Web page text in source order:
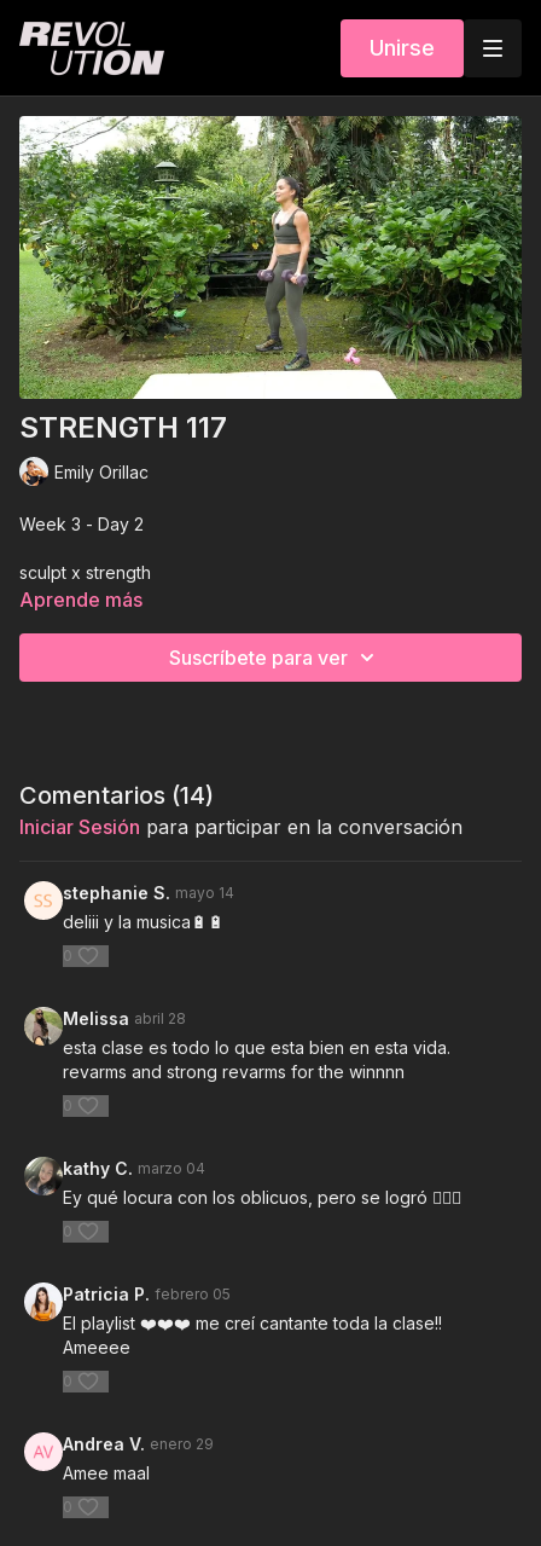
Unirse
STRENGTH 117
Emily Orillac
Week 3 - Day 2
sculpt x strength
light weights & heavy🏋upper body
Aprende más
Suscríbete para ver
Comentarios (14)
Iniciar Sesión para participar en la conversación
stephanie S. mayo 14
deliii y la musica🔋🔋
0
Melissa abril 28
esta clase es todo lo que esta bien en esta vida.
revarms and strong revarms for the winnnn
0
kathy C. marzo 04
Ey qué locura con los oblicuos, pero se logró ❤️‍🔥🤩
0
Patricia P. febrero 05
El playlist ❤️❤️❤️ me creí cantante toda la clase!!
Ameeee
0
Andrea V. enero 29
Amee maal
0